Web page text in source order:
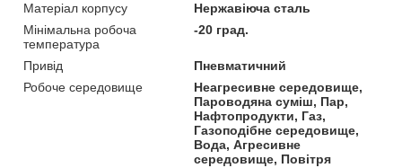
Матеріал корпусу
Нержавіюча сталь
Мінімальна робоча
температура
-20 град.
Привід
Пневматичний
Робоче середовище
Неагресивне середовище,
Пароводяна суміш, Пар,
Нафтопродукти, Газ,
Газоподібне середовище,
Вода, Агресивне
середовище, Повітря